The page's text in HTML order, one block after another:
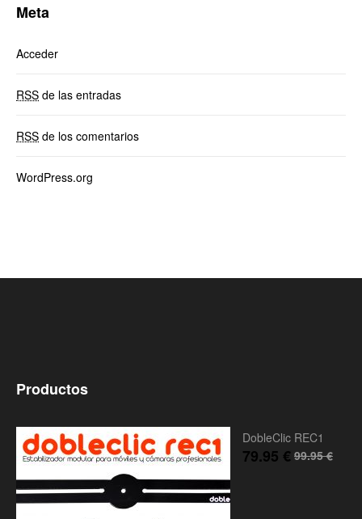
Meta
Acceder
RSS de las entradas
RSS de los comentarios
WordPress.org
Productos
DobleClic REC1
99.95€
79.95 €